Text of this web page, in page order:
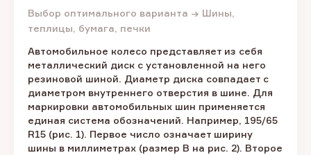
Выбор оптимального варианта → Шины,
теплицы, бумага, печки
Автомобильное колесо представляет из себя
металлический диск с установленной на него
резиновой шиной. Диаметр диска совпадает с
диаметром внутреннего отверстия в шине. Для
маркировки автомобильных шин применяется
единая система обозначений. Например, 195/65
R15 (рис. 1). Первое число означает ширину
шины в миллиметрах (размер B на рис. 2). Второе